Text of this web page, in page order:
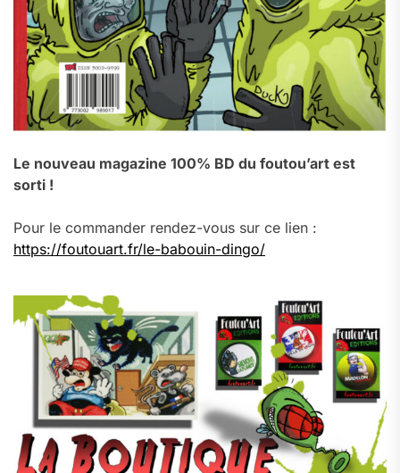
Le nouveau magazine 100% BD du foutou’art est
sorti !
Pour le commander rendez-vous sur ce lien :
https://foutouart.fr/le-babouin-dingo/